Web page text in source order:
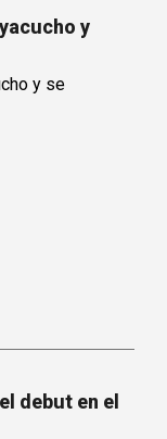
y
debut en el